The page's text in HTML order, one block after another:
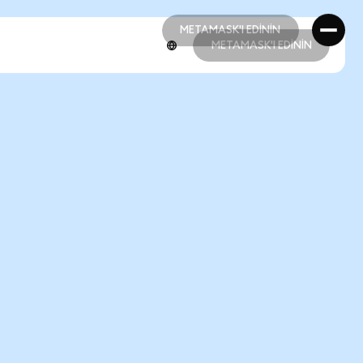
METAMASK'I EDİNİN
METAMASK'I EDİNİN
METAMASK'I EDİNİN